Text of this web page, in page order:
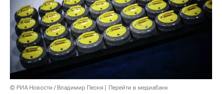
© РИА Новости / Владимир Песня Перейти в медиабанк